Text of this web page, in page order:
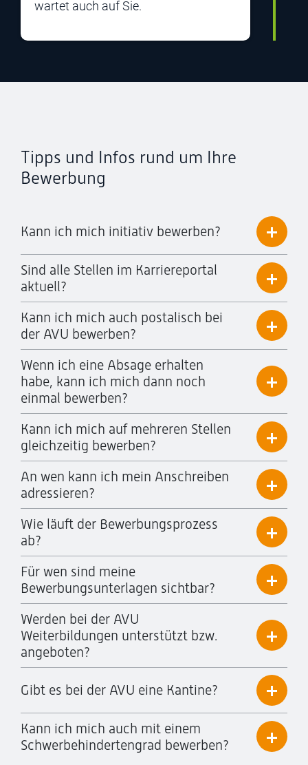
wartet auch auf Sie.
Tipps und Infos rund um Ihre
Bewerbung
Kann ich mich initiativ bewerben?
Sind alle Stellen im Karriereportal
aktuell?
Kann ich mich auch postalisch bei
der AVU bewerben?
Wenn ich eine Absage erhalten
habe, kann ich mich dann noch
einmal bewerben?
Kann ich mich auf mehreren Stellen
gleichzeitig bewerben?
An wen kann ich mein Anschreiben
adressieren?
Wie läuft der Bewerbungsprozess
ab?
Für wen sind meine
Bewerbungsunterlagen sichtbar?
Werden bei der AVU
Weiterbildungen unterstützt bzw.
angeboten?
Gibt es bei der AVU eine Kantine?
Kann ich mich auch mit einem
Schwerbehindertengrad bewerben?